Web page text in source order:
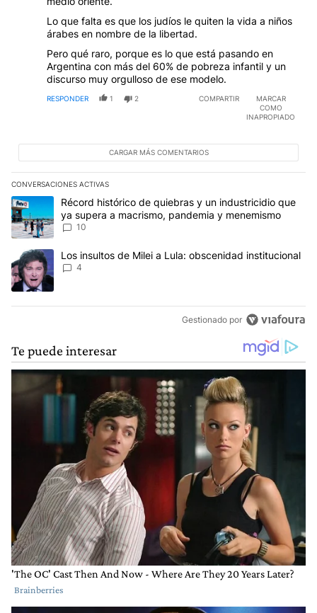
Lo que falta es que los judíos le quiten la vida a niños
árabes en nombre de la libertad.
Pero qué raro, porque es lo que está pasando en
Argentina con más del 60% de pobreza infantil y un
discurso muy orgulloso de ese modelo.
RESPONDER 1 2 COMPARTIR
MARCAR
COMO
INAPROPIADO
CARGAR MÁS COMENTARIOS
CONVERSACIONES ACTIVAS
Este listado muestra los artículos con más comentarios en los
Un artículo de tendencia con el título "Récord histórico de
Récord histórico de quiebras y un industricidio que
ya supera a macrismo, pandemia y menemismo
10
Un artículo de tendencia con el título "Los insultos de Milei a
Los insultos de Milei a Lula: obscenidad institucional
4
Gestionado por